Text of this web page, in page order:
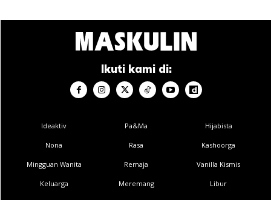
Malangnya, apabila enzim ini direncat, maka badan akan
lebih banyak menghasilkan ACE ini dan virus SARS-CoV-2
mempunyai lebih banyak tempat untuk melekat dan
memasuki sel di bahagian pernafasan.
Ads
Ikuti kami di:
Ideaktiv
Nona
Mingguan Wanita
Keluarga
Pa&Ma
Rasa
Remaja
Meremang
Hijabista
Kashoorga
Vanilla Kismis
Libur